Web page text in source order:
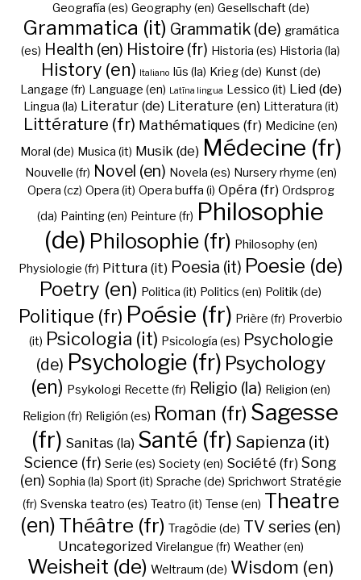
Geografía (es) Geography (en) Gesellschaft (de)
Grammatica (it) Grammatik (de) gramática
(es) Health (en) Histoire (fr) Historia (es) Historia (la)
History (en) Italiano Iūs (la) Krieg (de) Kunst (de)
Langage (fr) Language (en) Latīna lingua Lessico (it) Lied (de)
Lingua (la) Literatur (de) Literature (en) Litteratura (it)
Littérature (fr) Mathématiques (fr) Medicine (en)
Moral (de) Musica (it) Musik (de) Médecine (fr)
Nouvelle (fr) Novel (en) Novela (es) Nursery rhyme (en)
Opera (cz) Opera (it) Opera buffa (i) Opéra (fr) Ordsprog
(da) Painting (en) Peinture (fr) Philosophie
(de) Philosophie (fr) Philosophy (en)
Physiologie (fr) Pittura (it) Poesia (it) Poesie (de)
Poetry (en) Politica (it) Politics (en) Politik (de)
Politique (fr) Poésie (fr) Prière (fr) Proverbio
(it) Psicologia (it) Psicología (es) Psychologie
(de) Psychologie (fr) Psychology
(en) Psykologi Recette (fr) Religio (la) Religion (en)
Religion (fr) Religión (es) Roman (fr) Sagesse
(fr) Sanitas (la) Santé (fr) Sapienza (it)
Science (fr) Serie (es) Society (en) Société (fr) Song
(en) Sophia (la) Sport (it) Sprache (de) Sprichwort Stratégie
(fr) Svenska teatro (es) Teatro (it) Tense (en) Theatre
(en) Théâtre (fr) Tragödie (de) TV series (en)
Uncategorized Virelangue (fr) Weather (en)
Weisheit (de) Weltraum (de) Wisdom (en)